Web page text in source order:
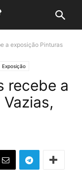
a exposição Pinturas
Exposição
recebe a